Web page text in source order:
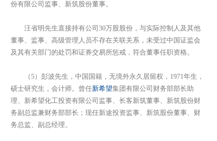
份有限公司监事、新筑股份董事。
汪省明先生直接持有公司30万股股份，与实际控制人及其他
董事、监事、高级管理人员不存在关联关系，未受过中国证监会
及其有关部门的处罚和证券交易所惩戒，符合董事任职资格。
（5）彭波先生，中国国籍，无境外永久居留权，1971年生，
硕士研究生，会计师。曾任新希望集团有限公司财务部部长助
理、新希望化工投资有限公司监事、长客新筑董事、新筑股份财
务副总监兼财务部部长；现任新途投资监事、新筑股份董事、财
务总监、副总经理。